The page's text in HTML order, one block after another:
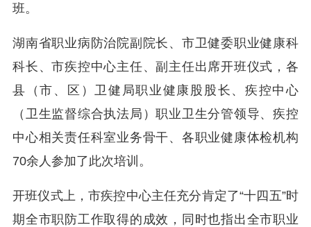
班。
湖南省职业病防治院副院长、市卫健委职业健康科
科长、市疾控中心主任、副主任出席开班仪式，各
县（市、区）卫健局职业健康股股长、疾控中心
（卫生监督综合执法局）职业卫生分管领导、疾控
中心相关责任科室业务骨干、各职业健康体检机构
70余人参加了此次培训。
开班仪式上，市疾控中心主任充分肯定了“十四五”时
期全市职防工作取得的成效，同时也指出全市职业